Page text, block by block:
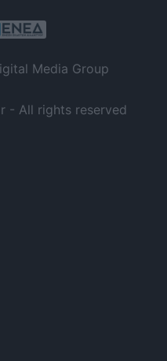
Media Group
- All rights reserved